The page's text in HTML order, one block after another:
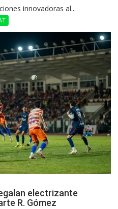
innovadoras al...
electrizante
R. Gómez